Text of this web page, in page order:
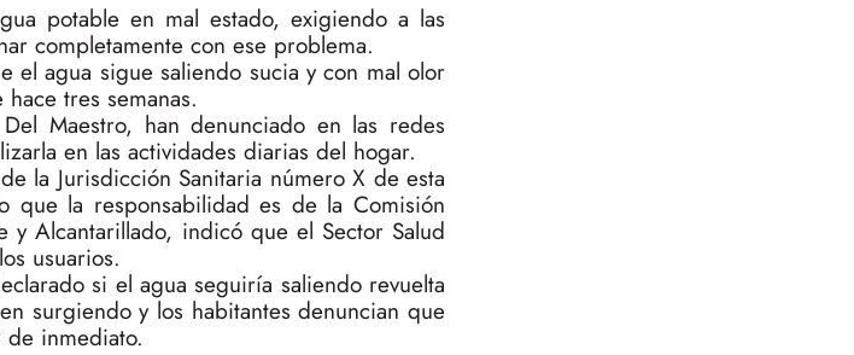
potable en mal estado, exigiendo a las
completamente con ese problema.
el agua sigue saliendo sucia y con mal olor
tres semanas.
Maestro, han denunciado en las redes
en las actividades diarias del hogar.
la Jurisdicción Sanitaria número X de esta
que la responsabilidad es de la Comisión
Alcantarillado, indicó que el Sector Salud
usuarios.
si el agua seguiría saliendo revuelta
surgiendo y los habitantes denuncian que
inmediato.